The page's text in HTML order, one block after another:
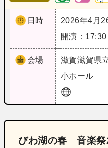
日時
2026年4月
開演：17:30
会場 滋賀滋賀県
小ホール
びわ湖の春 音楽祭